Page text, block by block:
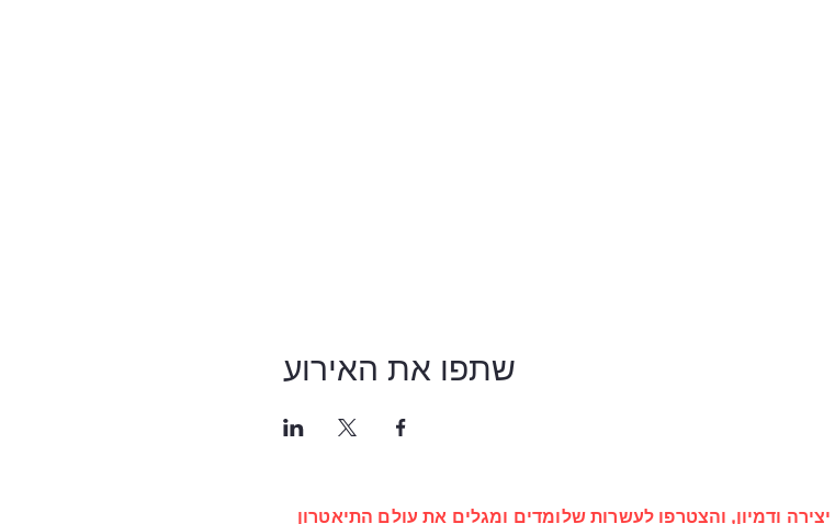
שתפו את האירוע
ודמיון, והצטרפו לעשרות שלומדים ומגלים את עולם התיאטרון